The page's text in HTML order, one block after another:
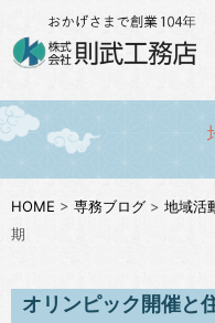
HOME > 専務ブログ > 地域活
期
オリンピック開催と